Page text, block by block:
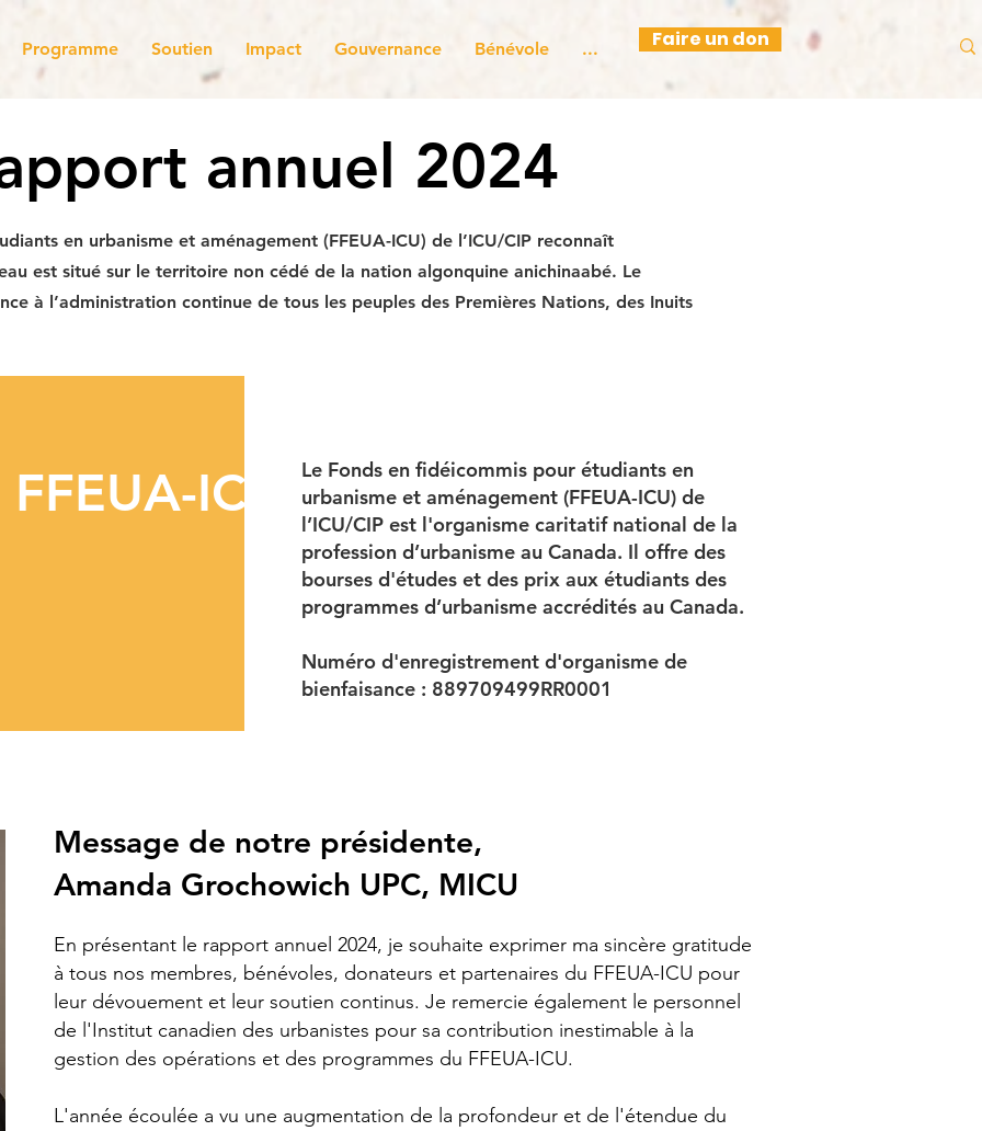
Programme Soutien Impact Gouvernance Bénévole ... Faire un don
annuel 2024
en urbanisme et aménagement (FFEUA-ICU) de l’ICU/CIP reconnaît
est situé sur le territoire non cédé de la nation algonquine anichinaabé. Le
à l’administration continue de tous les peuples des Premières Nations, des Inuits
ICU
Le Fonds en fidéicommis pour étudiants en
urbanisme et aménagement (FFEUA-ICU) de
l’ICU/CIP est l'organisme caritatif national de la
profession d’urbanisme au Canada. Il offre des
bourses d'études et des prix aux étudiants des
programmes d’urbanisme accrédités au Canada.
Numéro d'enregistrement d'organisme de
bienfaisance : 889709499RR0001
Message de notre présidente,
Amanda Grochowich UPC, MICU
En présentant le rapport annuel 2024, je souhaite exprimer ma sincère gratitude
à tous nos membres, bénévoles, donateurs et partenaires du FFEUA-ICU pour
leur dévouement et leur soutien continus. Je remercie également le personnel
de l'Institut canadien des urbanistes pour sa contribution inestimable à la
gestion des opérations et des programmes du FFEUA-ICU.
L'année écoulée a vu une augmentation de la profondeur et de l'étendue du